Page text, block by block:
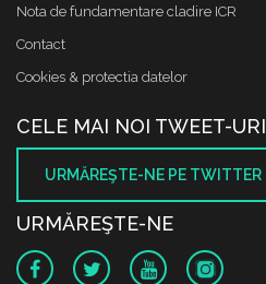
Nota de fundamentare cladire ICR
Contact
Cookies & protectia datelor
CELE MAI NOI TWEET-URI
URMĂREŞTE-NE PE TWITTER
URMĂREŞTE-NE